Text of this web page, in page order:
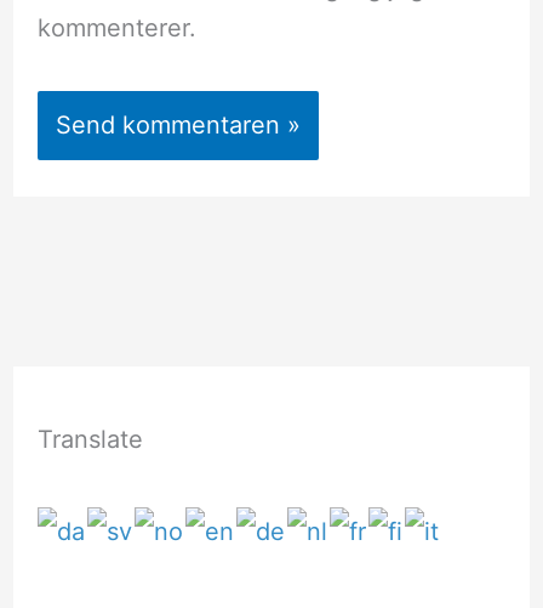
kommenterer.
Translate